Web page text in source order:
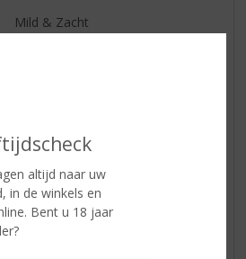
altijd naar uw
in de winkels en
Bent u 18 jaar
Mild & Zacht
appel, bessen, citrus en kruiden
subtiel met een pittige afdronk.